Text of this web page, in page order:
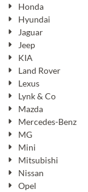
Honda
Hyundai
Jaguar
Jeep
KIA
Land Rover
Lexus
Lynk & Co
Mazda
Mercedes-Benz
MG
Mini
Mitsubishi
Nissan
Opel